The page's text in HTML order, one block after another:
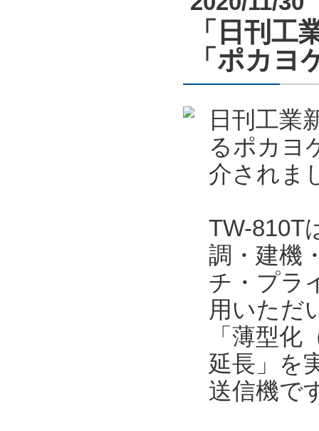
「日刊工
「ポカヨ
日刊工業
るポカヨ
介されま
TW-810T
調・建機
チ・プラ
用いただ
「薄型
延長」を
送信機で